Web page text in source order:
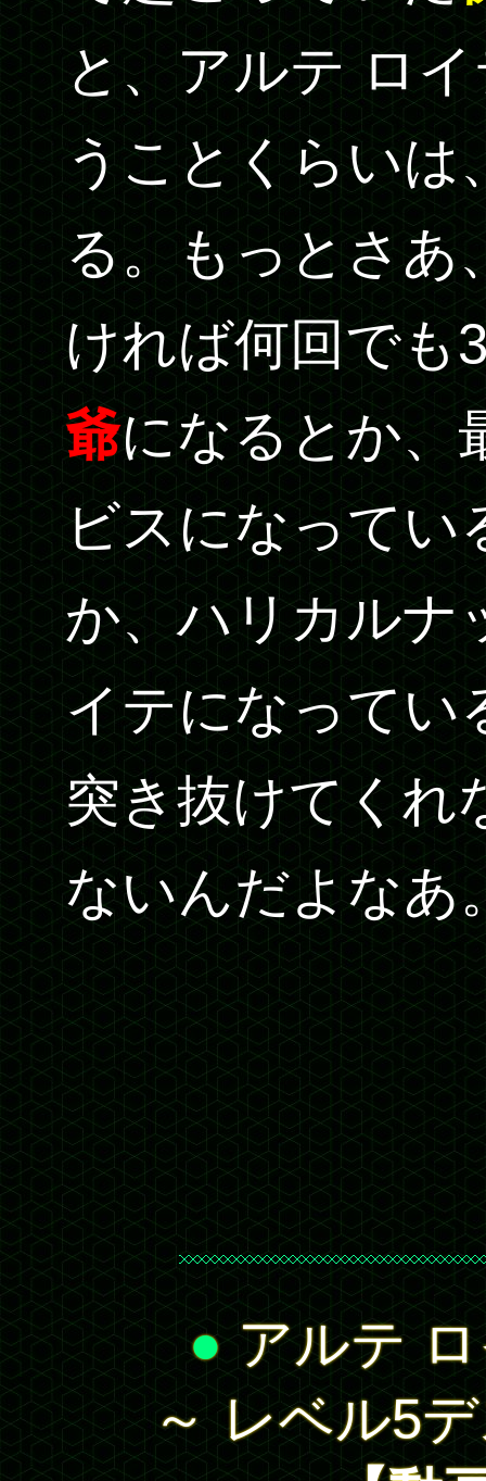
と、アルテ ロ
うことくらいは
る。もっとさあ
ければ何回でも
爺になるとか、
ビスになってい
か、ハリカルナ
イテになってい
突き抜けてくれ
ないんだよなあ
●アルテ
～ レベル5